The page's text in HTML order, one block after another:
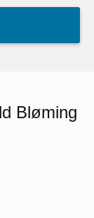
Bløming